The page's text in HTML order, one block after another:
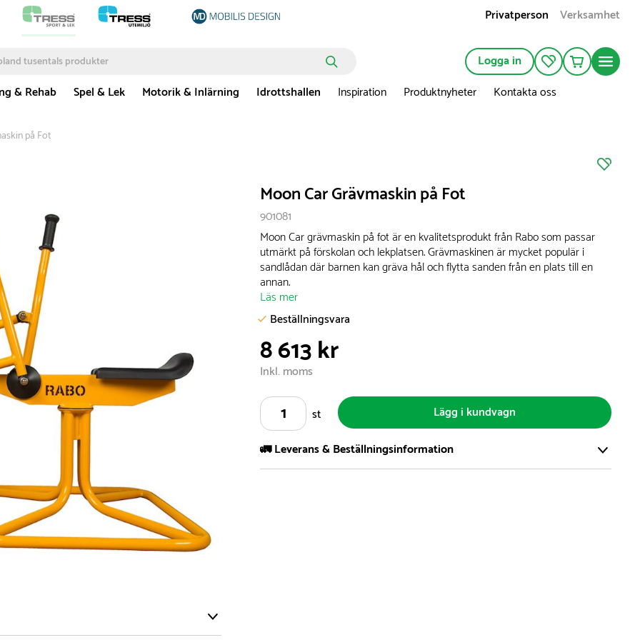
Privatperson Verksamhet
Logga in
& Rehab Spel & Lek Motorik & Inlärning Idrottshallen Inspiration Produktnyheter Kontakta oss
på Fot
Moon Car Grävmaskin på Fot
901081
Moon Car grävmaskin på fot är en kvalitetsprodukt från Rabo som passar
utmärkt på förskolan och lekplatsen. Grävmaskinen är mycket populär i
sandlådan där barnen kan gräva hål och flytta sanden från en plats till en
annan.
Läs mer
Beställningsvara
8 613 kr
Inkl. moms
st
Lägg i kundvagn
🚛 Leverans & Beställningsinformation